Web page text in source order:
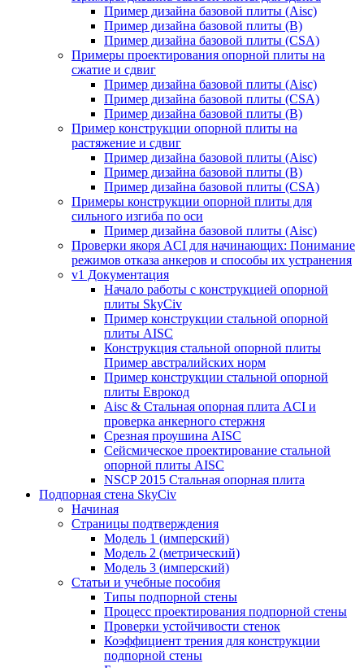
Пример дизайна базовой плиты (Aisc)
Пример дизайна базовой плиты (В)
Пример дизайна базовой плиты (CSA)
Примеры проектирования опорной плиты на
сжатие и сдвиг
Пример дизайна базовой плиты (Aisc)
Пример дизайна базовой плиты (CSA)
Пример дизайна базовой плиты (В)
Пример конструкции опорной плиты на
растяжение и сдвиг
Пример дизайна базовой плиты (Aisc)
Пример дизайна базовой плиты (В)
Пример дизайна базовой плиты (CSA)
Примеры конструкции опорной плиты для
сильного изгиба по оси
Пример дизайна базовой плиты (Aisc)
Проверки якоря ACI для начинающих: Понимание
режимов отказа анкеров и способы их устранения
v1 Документация
Начало работы с конструкцией опорной
плиты SkyCiv
Пример конструкции стальной опорной
плиты AISC
Конструкция стальной опорной плиты
Пример австралийских норм
Пример конструкции стальной опорной
плиты Еврокод
Aisc & Стальная опорная плита ACI и
проверка анкерного стержня
Срезная проушина AISC
Сейсмическое проектирование стальной
опорной плиты AISC
NSCP 2015 Стальная опорная плита
Подпорная стена SkyCiv
Начиная
Страницы подтверждения
Модель 1 (имперский)
Модель 2 (метрический)
Модель 3 (имперский)
Статьи и учебные пособия
Типы подпорной стены
Процесс проектирования подпорной стены
Проверки устойчивости стенок
Коэффициент трения для конструкции
подпорной стены